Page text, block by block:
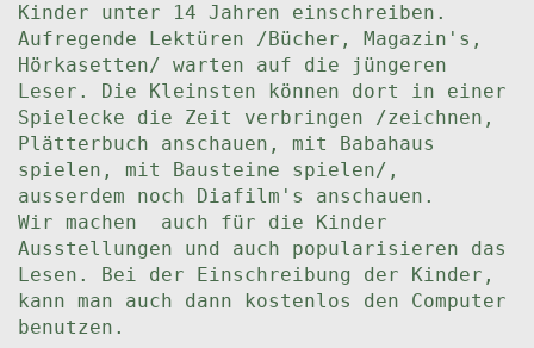
Kinder unter 14 Jahren einschreiben.
Aufregende Lektüren /Bücher, Magazin's,
Hörkasetten/ warten auf die jüngeren
Leser. Die Kleinsten können dort in einer
Spielecke die Zeit verbringen /zeichnen,
Plätterbuch anschauen, mit Babahaus
spielen, mit Bausteine spielen/,
ausserdem noch Diafilm's anschauen.
Wir machen auch für die Kinder
Ausstellungen und auch popularisieren das
Lesen. Bei der Einschreibung der Kinder,
kann man auch dann kostenlos den Computer
benutzen.